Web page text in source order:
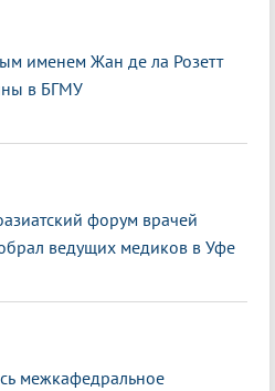
именем Жан де ла Розетт
в БГМУ
форум врачей
ведущих медиков в Уфе
межкафедральное